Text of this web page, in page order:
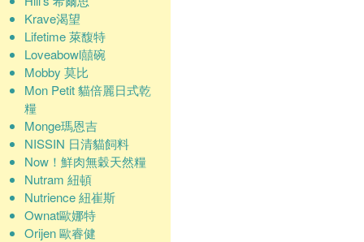
Krave渴望
Lifetime 萊馥特
Loveabowl囍碗
Mobby 莫比
Mon Petit 貓倍麗日式乾
糧
Monge瑪恩吉
NISSIN 日清貓飼料
Now！鮮肉無穀天然糧
Nutram 紐頓
Nutrience 紐崔斯
Ownat歐娜特
Orijen 歐睿健